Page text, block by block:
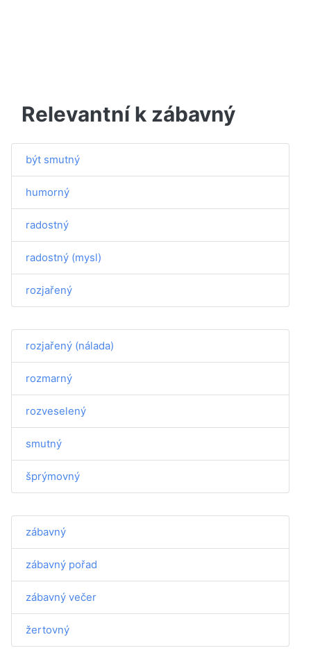
Relevantní k zábavný
být smutný
humorný
radostný
radostný (mysl)
rozjařený
rozjařený (nálada)
rozmarný
rozveselený
smutný
šprýmovný
zábavný
zábavný pořad
zábavný večer
žertovný